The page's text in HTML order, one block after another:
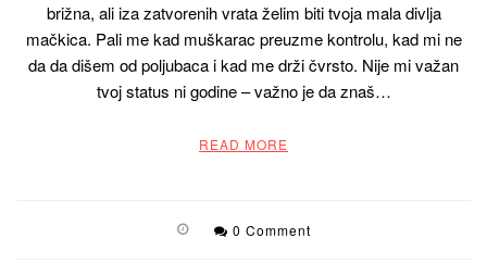
brižna, ali iza zatvorenih vrata želim biti tvoja mala divlja
mačkica. Pali me kad muškarac preuzme kontrolu, kad mi ne
da da dišem od poljubaca i kad me drži čvrsto. Nije mi važan
tvoj status ni godine – važno je da znaš…
READ MORE
0 Comment